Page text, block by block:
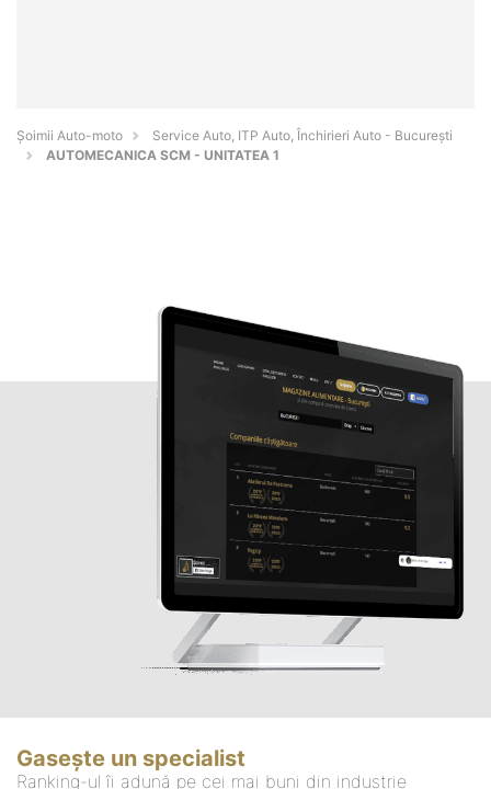
Șoimii Auto-moto
Service Auto, ITP Auto, Închirieri Auto - Bucureşti
AUTOMECANICA SCM - UNITATEA 1
Gasește un specialist
Ranking-ul îi adună pe cei mai buni din industrie